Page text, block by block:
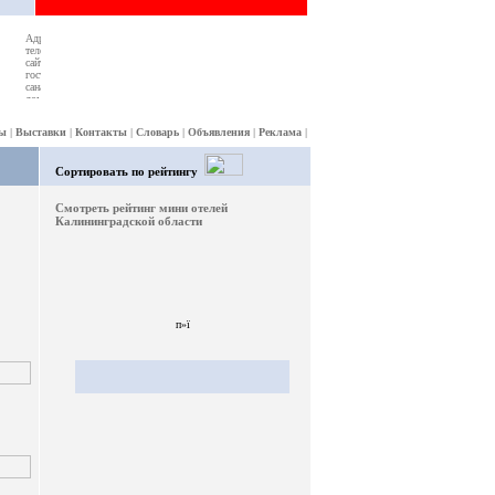
| Выставки | Контакты | Словарь | Объявления | Реклама |
Сортировать по рейтингу
Смотреть рейтинг мини отелей
Калининградской области
п»ї